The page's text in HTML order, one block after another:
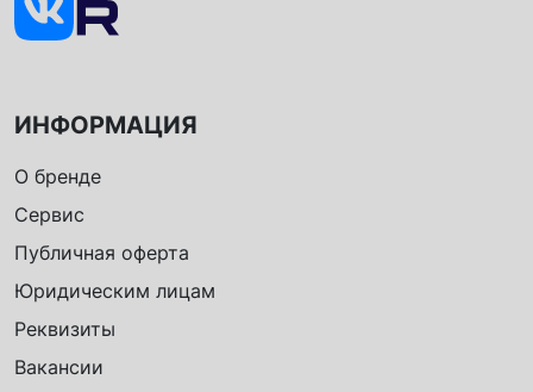
ИНФОРМАЦИЯ
О бренде
Сервис
Публичная оферта
Юридическим лицам
Реквизиты
Вакансии